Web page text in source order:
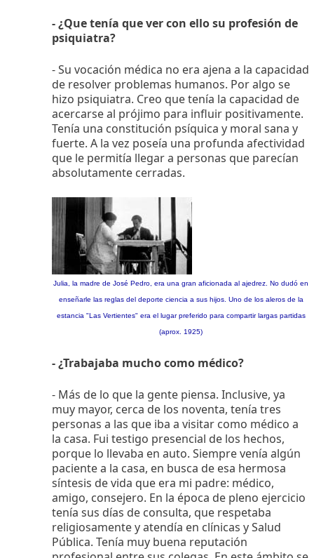
- ¿Que tenía que ver con ello su profesión de
psiquiatra?
- Su vocación médica no era ajena a la capacidad
de resolver problemas humanos. Por algo se
hizo psiquiatra. Creo que tenía la capacidad de
acercarse al prójimo para influir positivamente.
Tenía una constitución psíquica y moral sana y
fuerte. A la vez poseía una profunda afectividad
que le permitía llegar a personas que parecían
absolutamente cerradas.
Julia, la madre de José Pedro, era una gran aficionada al ajedrez. No dudó en
enseñarle las reglas del deporte ciencia a sus hijos. Uno de los aleros de la
estancia "Las Vertientes" era el lugar preferido para compartir largas partidas
(aprox. 1925)
- ¿Trabajaba mucho como médico?
- Más de lo que la gente piensa. Inclusive, ya
muy mayor, cerca de los noventa, tenía tres
personas a las que iba a visitar como médico a
la casa. Fui testigo presencial de los hechos,
porque lo llevaba en auto. Siempre venía algún
paciente a la casa, en busca de esa hermosa
síntesis de vida que era mi padre: médico,
amigo, consejero. En la época de pleno ejercicio
tenía sus días de consulta, que respetaba
religiosamente y atendía en clínicas y Salud
Pública. Tenía muy buena reputación